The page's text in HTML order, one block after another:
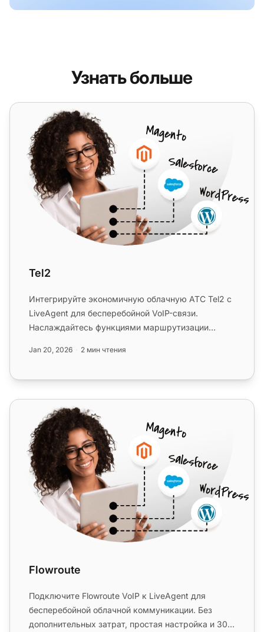
Узнать больше
Tel2
Tel2
Интегрируйте экономичную облачную АТС Tel2 с
LiveAgent для бесперебойной VoIP-связи.
Наслаждайтесь функциями маршрутизации
Jan 20, 2026 2 мин чтения
Flowroute
Flowroute
Подключите Flowroute VoIP к LiveAgent для
бесперебойной облачной коммуникации. Без
дополнительных затрат, простая настройка и 30-